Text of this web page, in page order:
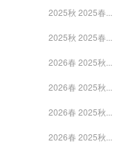
2025秋 2025春...
2025秋 2025春...
2026春 2025秋...
2026春 2025秋...
2026春 2025秋...
2026春 2025秋...